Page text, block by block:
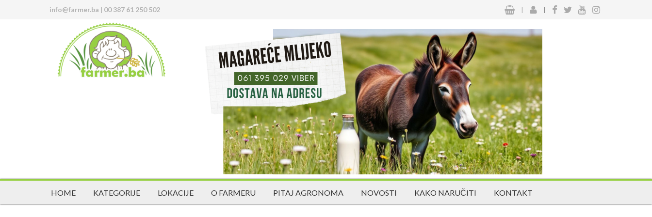
info@farmer.ba | 00 387 61 250 502 | |
HOME KATEGORIJE LOKACIJE O FARMERU PITAJ AGRONOMA NOVOSTI KAKO NARUČITI KONTAKT